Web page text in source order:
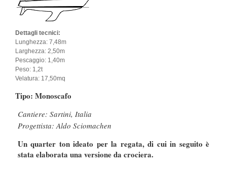
Dettagli tecnici:
Lunghezza: 7,48m
Larghezza: 2,50m
Pescaggio: 1,40m
Peso: 1,2t
Velatura: 17,50mq
Tipo: Monoscafo
Cantiere: Sartini, Italia
Progettista: Aldo Sciomachen
Un quarter ton ideato per la regata, di cui in seguito è
stata elaborata una versione da crociera.